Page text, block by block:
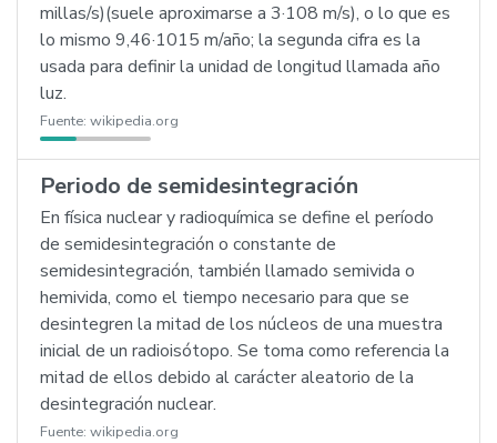
millas/s)(suele aproximarse a 3·108 m/s), o lo que es
lo mismo 9,46·1015 m/año; la segunda cifra es la
usada para definir la unidad de longitud llamada año
luz.
Fuente: wikipedia.org
Periodo de semidesintegración
En física nuclear y radioquímica se define el período
de semidesintegración o constante de
semidesintegración, también llamado semivida o
hemivida, como el tiempo necesario para que se
desintegren la mitad de los núcleos de una muestra
inicial de un radioisótopo. Se toma como referencia la
mitad de ellos debido al carácter aleatorio de la
desintegración nuclear.
Fuente: wikipedia.org